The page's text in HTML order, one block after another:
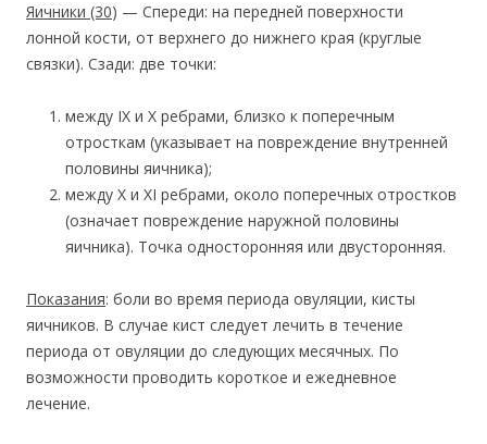
Яичники (30) — Спереди: на передней поверхности
лонной кости, от верхнего до нижнего края (круглые
связки). Сзади: две точки:
между IX и X ребрами, близко к поперечным
отросткам (указывает на повреждение внутренней
половины яичника);
между X и XI ребрами, около поперечных отростков
(означает повреждение наружной половины
яичника). Точка односторонняя или двусторонняя.
Показания: боли во время периода овуляции, кисты
яичников. В случае кист следует лечить в течение
периода от овуляции до следующих месячных. По
возможности проводить короткое и ежедневное
лечение.